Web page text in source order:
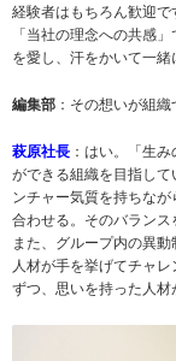
経験者はもちろん歓迎
「当社の理念への共感
を愛し、汗をかいて一緒
編集部 ：その想いが組
萩原社長 ：はい。「生
ができる組織を目指し
ンチャー気質を持ちな
合わせる。そのバランス
また、グループ内の異
人材が手を挙げてチャ
ずつ、思いを持った人材